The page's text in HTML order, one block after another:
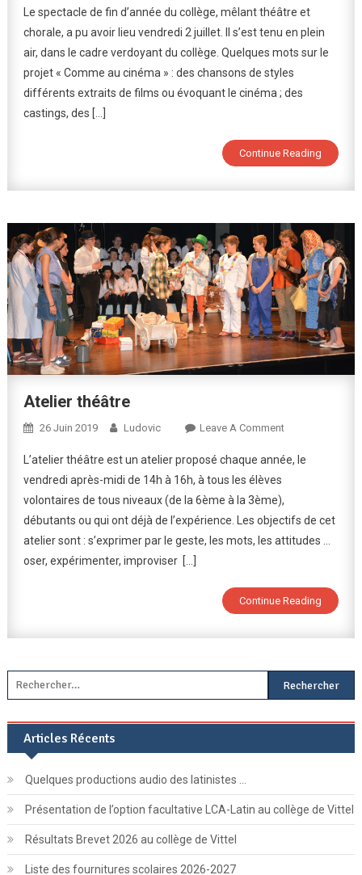
Au
Cinéma »
:
Spectacle
De
Collège
Le spectacle de fin d’année du collège, mêlant théâtre et
chorale, a pu avoir lieu vendredi 2 juillet. Il s’est tenu en plein
air, dans le cadre verdoyant du collège. Quelques mots sur le
projet « Comme au cinéma » : des chansons de styles
différents extraits de films ou évoquant le cinéma ; des
castings, des […]
Continue Reading
Atelier théâtre
26 Juin 2019 Ludovic Leave A CommentOn
Théâtre
L’atelier théâtre est un atelier proposé chaque année, le
vendredi après-midi de 14h à 16h, à tous les élèves
volontaires de tous niveaux (de la 6ème à la 3ème),
débutants ou qui ont déjà de l’expérience. Les objectifs de cet
atelier sont : s’exprimer par le geste, les mots, les attitudes …
oser, expérimenter, improviser […]
Continue Reading
Rechercher :
Articles Récents
Quelques productions audio des latinistes …
Présentation de l’option facultative LCA-Latin au collège de Vittel
Résultats Brevet 2026 au collège de Vittel
Liste des fournitures scolaires 2026-2027